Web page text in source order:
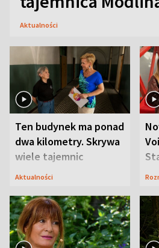
Aktualności
Ten budynek ma ponad
dwa kilometry. Skrywa
wiele tajemnic
Aktualności